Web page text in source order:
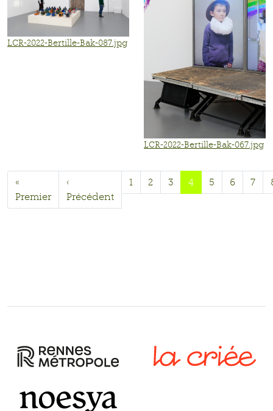
LCR-2022-Bertille-Bak-087.jpg
LCR-2022-Bertille-Bak-067.jpg
«
Premier
‹
Précédent
1 2 3 4 5 6 7